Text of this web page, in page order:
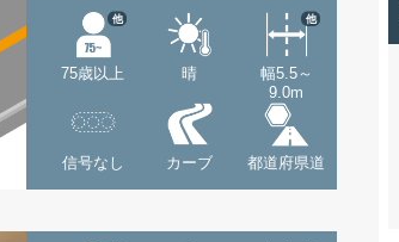
75歳以上
他
晴
幅5.5～
9.0m
他
信号なし カーブ 都道府県道